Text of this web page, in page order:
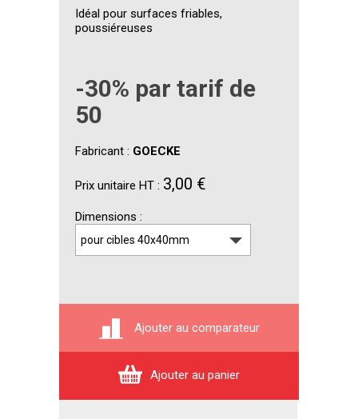
Idéal pour surfaces friables,
poussiéreuses
-30% par tarif de
50
Fabricant : GOECKE
Prix unitaire HT : 3,00 €
Dimensions
Ajouter au comparateur
Ajouter au panier